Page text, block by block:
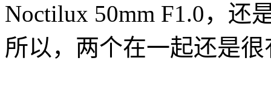
Noctilux 50mm F1.0，还
所以，两个在一起还是